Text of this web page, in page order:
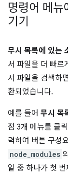
명령어 메뉴
기기
무시 목록에 있는
서 파일을 더 빠르
서 파일을 검색하
환되었습니다.
예를 들어 무시 목
점 3개 메뉴를 클
력하여 버튼 구성
node_modules
일 중 하나가 첫